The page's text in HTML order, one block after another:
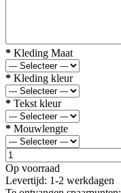
* Kleding Maat
* Kleding kleur
* Tekst kleur
* Mouwlengte
Op voorraad
Levertijd: 1-2 werkdagen